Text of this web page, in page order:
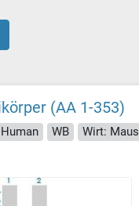
(AA 1-353)
WB Wirt: Maus